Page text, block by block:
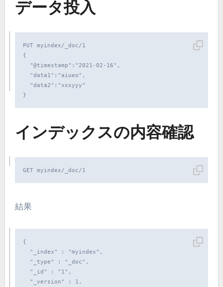
データ投入
PUT myindex/_doc/1
{
  "@timestamp":"2021-02-16",
  "data1":"aiueo",
  "data2":"xxxyyy"
}
インデックスの内容確認
GET myindex/_doc/1
結果
{
  "_index" : "myindex",
  "_type" : "_doc",
  "_id" : "1",
  "_version" : 1,